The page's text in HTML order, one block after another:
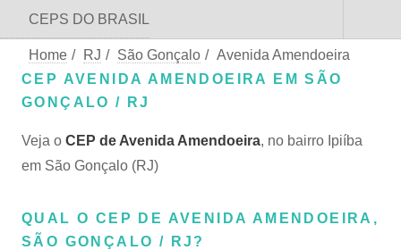
CEPS DO BRASIL
Home / RJ / São Gonçalo / Avenida Amendoeira
CEP AVENIDA AMENDOEIRA EM SÃO
GONÇALO / RJ
Veja o CEP de Avenida Amendoeira, no bairro Ipiíba
em São Gonçalo (RJ)
QUAL O CEP DE AVENIDA AMENDOEIRA,
SÃO GONÇALO / RJ?